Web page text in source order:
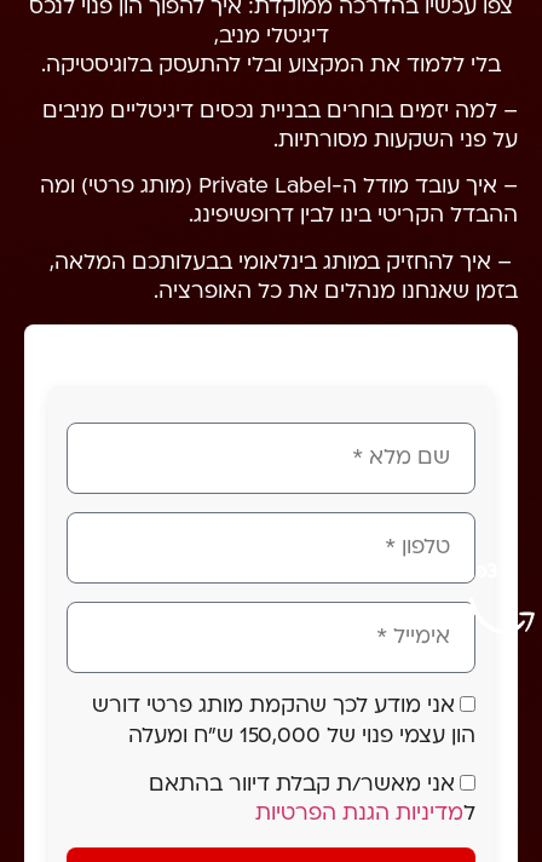
צפו עכשיו בהדרכה ממוקדת: איך להפוך הון פנוי לנכס
דיגיטלי מניב,
בלי ללמוד את המקצוע ובלי להתעסק בלוגיסטיקה.
– למה יזמים בוחרים בבניית נכסים דיגיטליים מניבים
על פני השקעות מסורתיות.
– איך עובד מודל ה-Private Label (מותג פרטי) ומה
ההבדל הקריטי בינו לבין דרופשיפינג.
– איך להחזיק במותג בינלאומי בבעלותכם המלאה,
בזמן שאנחנו מנהלים את כל האופרציה.
אני מודע לכך שהקמת מותג פרטי דורש
הון עצמי פנוי של 150,000 ש"ח ומעלה
אני מאשר/ת קבלת דיוור בהתאם
למדיניות הגנת הפרטיות
צפו עכשיו!